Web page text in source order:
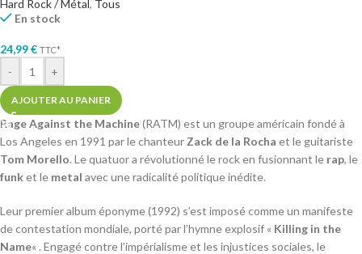
Hard Rock / Métal, Tous
En stock
24,99€ TTC*
- +
AJOUTER AU PANIER
Rage Against the Machine(RATM) est un groupe américain fondé à
Los Angeles en 1991 par le chanteur Zack de la Rocha et le guitariste
Tom Morello. Le quatuor a révolutionné le rock en fusionnant le rap, le
funket le metal avec une radicalité politique inédite.
Leur premier album éponyme (1992) s’est imposé comme un manifeste
de contestation mondiale, porté par l’hymne explosif « Killing in the
Name« . Engagé contre l’impérialisme et les injustices sociales, le